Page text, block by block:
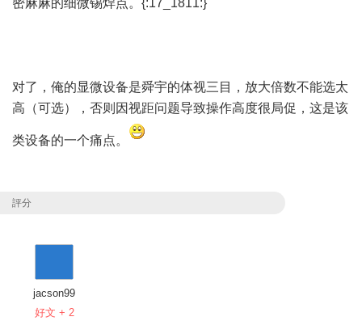
对了，俺的显微设备是舜宇的体视三目，放大倍数不能选太
高（可选），否则因视距问题导致操作高度很局促，这是该
类设备的一个痛点。
評分
jacson99
好文 + 2